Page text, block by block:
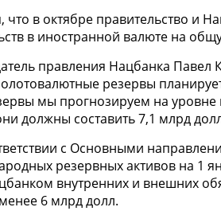
что в октябре правительство и
в иностранной валюте на
правления Нацбанка Павел
резервы
мы прогнозируем на
должны составить 7,1 млрд
с Основными
резервных активов на 1
внутренних и внешних
6 млрд долл.